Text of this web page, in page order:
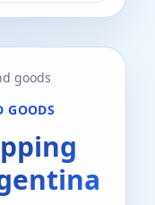
goods
GOODS